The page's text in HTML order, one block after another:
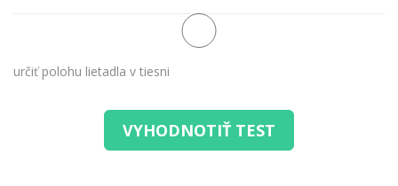
určiť polohu lietadla v tiesni
VYHODNOTIŤ TEST